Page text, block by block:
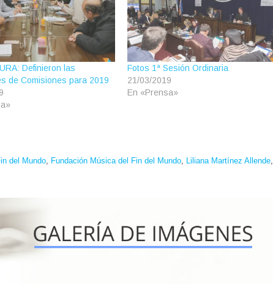
Definieron las
de Comisiones para 2019
Fotos 1ª Sesión Ordinaria
21/03/2019
En «Prensa»
del Mundo, Fundación Música del Fin del Mundo, Liliana Martínez Allende,